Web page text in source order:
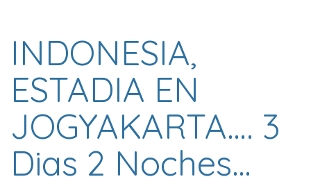
INDONESIA,
ESTADIA EN
JOGYAKARTA…. 3
Dias 2 Noches…